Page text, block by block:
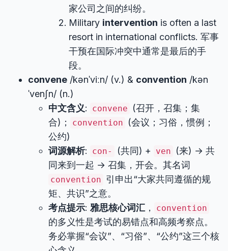
家公司之间的纠纷。
Military intervention is often a last
resort in international conflicts. 军事
干预在国际冲突中通常是最后的手
段。
convene /kənˈviːn/ (v.) & convention /kən
ˈvenʃn/ (n.)
中文含义: convene
(召开，召集；集
合)；
convention
(会议；习俗，惯例；
公约)
词源解析: con- (共同) + ven
(来) → 共
同来到一起 → 召集，开会。其名词
convention 引申出“大家共同遵循的规
矩、共识”之意。
考点提示: 雅思核心词汇 ， convention
的多义性是考试的易错点和高频考察点。
务必掌握“会议”、“习俗”、“公约”这三个核